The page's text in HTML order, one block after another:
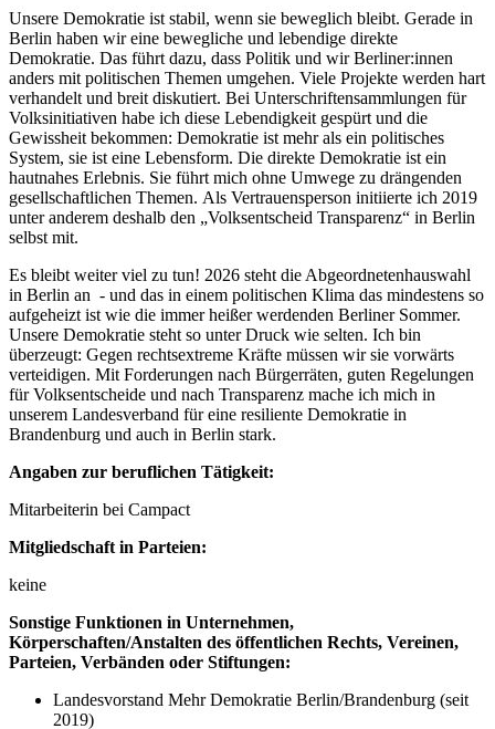
Unsere Demokratie ist stabil, wenn sie beweglich bleibt. Gerade in
Berlin haben wir eine bewegliche und lebendige direkte
Demokratie. Das führt dazu, dass Politik und wir Berliner:innen
anders mit politischen Themen umgehen. Viele Projekte werden hart
verhandelt und breit diskutiert. Bei Unterschriftensammlungen für
Volksinitiativen habe ich diese Lebendigkeit gespürt und die
Gewissheit bekommen: Demokratie ist mehr als ein politisches
System, sie ist eine Lebensform. Die direkte Demokratie ist ein
hautnahes Erlebnis. Sie führt mich ohne Umwege zu drängenden
gesellschaftlichen Themen. Als Vertrauensperson initiierte ich 2019
unter anderem deshalb den „Volksentscheid Transparenz“ in Berlin
selbst mit.
Es bleibt weiter viel zu tun! 2026 steht die Abgeordnetenhauswahl
in Berlin an - und das in einem politischen Klima das mindestens so
aufgeheizt ist wie die immer heißer werdenden Berliner Sommer.
Unsere Demokratie steht so unter Druck wie selten. Ich bin
überzeugt: Gegen rechtsextreme Kräfte müssen wir sie vorwärts
verteidigen. Mit Forderungen nach Bürgerräten, guten Regelungen
für Volksentscheide und nach Transparenz mache ich mich in
unserem Landesverband für eine resiliente Demokratie in
Brandenburg und auch in Berlin stark.
Angaben zur beruflichen Tätigkeit:
Mitarbeiterin bei Campact
Mitgliedschaft in Parteien:
keine
Sonstige Funktionen in Unternehmen,
Körperschaften/Anstalten des öffentlichen Rechts, Vereinen,
Parteien, Verbänden oder Stiftungen:
Landesvorstand Mehr Demokratie Berlin/Brandenburg (seit
2019)